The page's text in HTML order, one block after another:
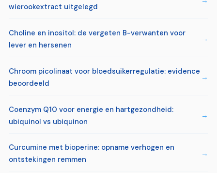
wierookextract uitgelegd
Choline en inositol: de vergeten B-verwanten voor
lever en hersenen
Chroom picolinaat voor bloedsuikerregulatie: evidence
beoordeeld
Coenzym Q10 voor energie en hartgezondheid:
ubiquinol vs ubiquinon
Curcumine met bioperine: opname verhogen en
ontstekingen remmen